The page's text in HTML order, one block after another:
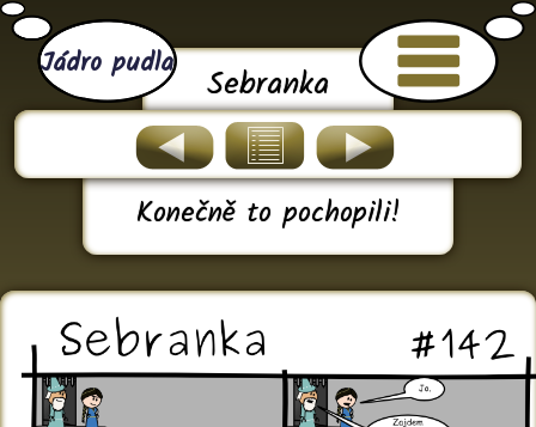
Jádro pudla Sebranka
Konečně to pochopili!